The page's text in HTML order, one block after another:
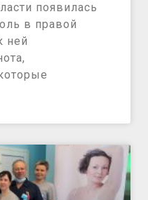
появилась
в правой
ней